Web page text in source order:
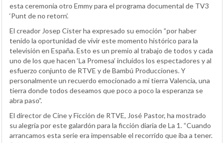
esta ceremonia otro Emmy para el programa documental de TV3
‘Punt de no retorn’.
El creador Josep Cister ha expresado su emoción “por haber
tenido la oportunidad de vivir este momento histórico para la
televisión en España. Esto es un premio al trabajo de todos y cada
uno de los que hacen ‘La Promesa’ incluidos los espectadores y al
esfuerzo conjunto de RTVE y de Bambú Producciones. Y
personalmente un recuerdo emocionado a mi tierra Valencia, una
tierra donde todos deseamos que poco a poco la esperanza se
abra paso”.
El director de Cine y Ficción de RTVE, José Pastor, ha mostrado
su alegría por este galardón para la ficción diaria de La 1. “Cuando
arrancamos esta serie era impensable el recorrido que iba a tener.